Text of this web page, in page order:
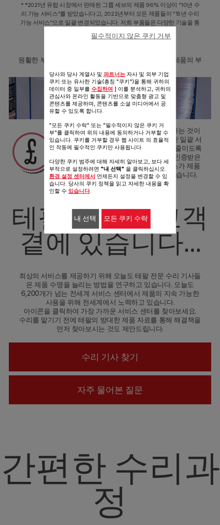
* *2021년 유럽 시장에서 판매된 그룹 세브의 제품 96% 이상이 "10년 수
리 가능 서비스"를 받았습니다고, 2022년부터 모든 제품들이 "15년 수리
가능 서비스"으로 일괄 변경되었습니다. 저희 부품들은 다양한 기술을 통
해 생산되고 있습니다.
원활한 부품 수급을 위해 단종된 제품을 포함한 모든 제품의 부
제품을 새로 구입하는 것보다 수리하는 것이
더 경제적입니다.부품 가격을 포함한 일괄 서
비스 체계를 통해, 수리 비용 부담을 줄이도록
노력하고 있습니다. 또, 공식적으로 인증받은
정식 부품들만 사용하여 수리 서비스가 제품
의 품질이나 기능에 영향을 주지 않습니다.
테팔은 항상 고객
곁에 있습니다...
최상의 서비스를 제공하기 위해 오늘도 테팔 전문 수리 기사들
은 제품 수명을 늘리는 방법을 연구하고 있습니다. 오늘도
6,200개가 넘는 전세계 서비스 센터에서 제품의 지속 가능한
사용을 위해 전세계에서 노력하고 있습니다.
아이콘을 클릭하여 가장 가까운 서비스 센터를 찾아보세요.
수리를 맡기기 전에 테팔의 방대한 제품 자료를 통해 해결책을
먼저 찾아보시는 것도 제안드립니다.
수리 기사 찾기
자주 물어본 질문
간편한 수리과
정
당사와 당사 계열사 및 파트너는자사 및 외부 기업
쿠키 또는 유사한 기술(총칭 "쿠키")을 통해 귀하의
데이터 중 일부를 수집하여 ] 이를 분석하고, 귀하의
관심사와 온라인 활동을 기반으로 맞춤형 광고 및
콘텐츠를 제공하며, 콘텐츠를 소셜 미디어에서 공
유할 수 있도록 합니다.
"모든 쿠키 수락" 또는 "필수적이지 않은 쿠키 거
부"를 클릭하여 위의 내용에 동의하거나 거부할 수
있습니다. 쿠키를 거부할 경우 웹 사이트 의 효율적
인 작동에 필수적인 쿠키만 사용됩니다.
다양한 쿠키 범주에 대해 자세히 알아보고, 보다 세
부적으로 설정하려면 "내 선택" 을 클릭하십시오.
환경 설정 센터에서 언제든지 설정을 변경할 수 있
습니다. 당사의 쿠키 정책을 읽고 자세한 내용을 확
인할 수 있습니다.
필수적이지 않은 쿠키 거부
내 선택 모든 쿠키 수락